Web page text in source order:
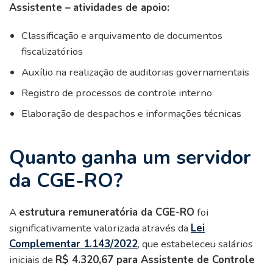
Assistente – atividades de apoio:
Classificação e arquivamento de documentos
fiscalizatórios
Auxílio na realização de auditorias governamentais
Registro de processos de controle interno
Elaboração de despachos e informações técnicas
Quanto ganha um servidor
da CGE-RO?
A estrutura remuneratória da CGE-RO foi
significativamente valorizada através da Lei
Complementar 1.143/2022, que estabeleceu salários
iniciais de R$ 4.320,67 para Assistente de Controle